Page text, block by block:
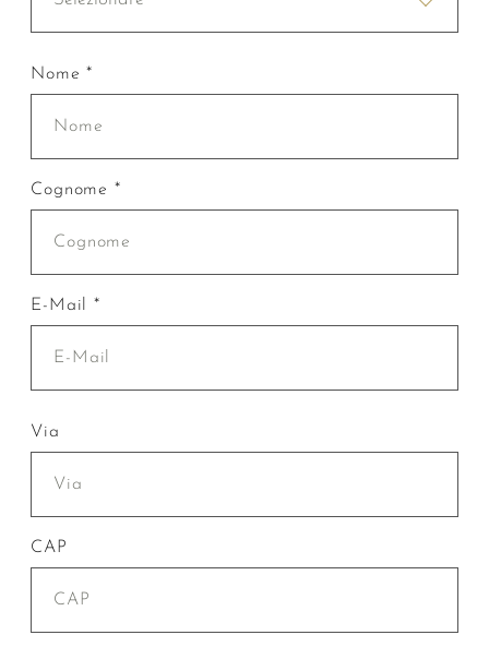
Nome *
Cognome *
E-Mail *
Via
CAP